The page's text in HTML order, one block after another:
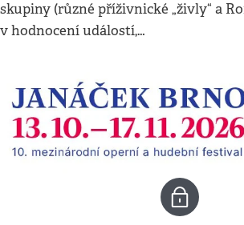
skupiny (různé příživnické „živly“ a
v hodnocení událostí,…